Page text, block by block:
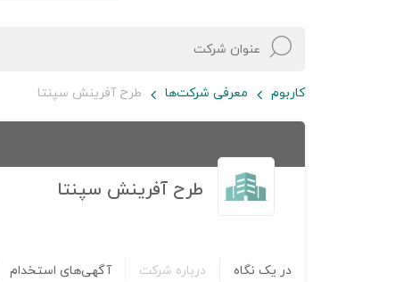
کاربوم معرفی شرکت‌ها طرح آفرینش سپنتا
طرح آفرینش سپنتا
در یک نگاه درباره شرکت آگهی‌های استخدام